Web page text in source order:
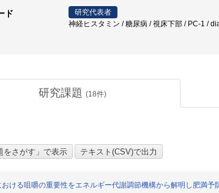
ド
研究代表者
神経ヒスタミン / 糖尿病 / 視床下部 / PC-1 /
研究課題 (18件)
おける咀嚼の重要性をエネルギー代謝調節機構から解明し肥満予